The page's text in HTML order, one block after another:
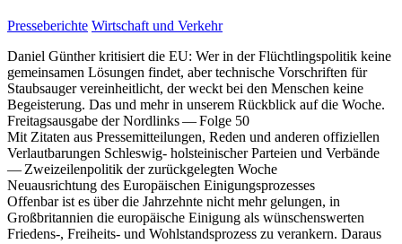
Presseberichte Wirtschaft und Verkehr
Daniel Günther kritisiert die EU: Wer in der Flüchtlingspolitik keine
gemeinsamen Lösungen findet, aber technische Vorschriften für
Staubsauger vereinheitlicht, der weckt bei den Menschen keine
Begeisterung. Das und mehr in unserem Rückblick auf die Woche.
Freitagsausgabe der Nordlinks — Folge 50
Mit Zitaten aus Pressemitteilungen, Reden und ande­ren offi­zi­el­len
Verlautbarungen Schleswig- hol­stei­ni­scher Parteien und Verbände
— Zweizeilenpolitik der zurück­ge­leg­ten Woche
Neuausrichtung des Europäischen Einigungsprozesses
Offenbar ist es über die Jahrzehnte nicht mehr gelungen, in
Großbritannien die europäische Einigung als wünschenswerten
Friedens-, Freiheits- und Wohlstandsprozess zu verankern. Daraus